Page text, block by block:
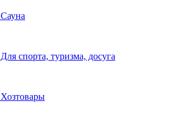
Сауна
Для спорта, туризма, досуга
Хозтовары